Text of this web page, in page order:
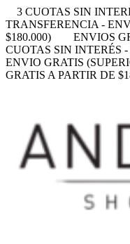
3 CUOTAS SIN
TRANSFERENCIA -
$180.000)
ENVIOS
CUOTAS SIN INTERÉS
ENVIO GRATIS
GRATIS A PARTIR DE